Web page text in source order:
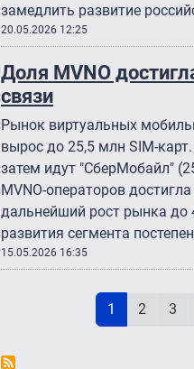
замедлить развитие
20.05.2026 12:25
Доля MVNO
связи
Рынок виртуальных
вырос до 25,5 млн SIM-
затем идут "СберМобайл"
MVNO-операторов
дальнейший рост рынка до
развития сегмента
15.05.2026 16:35
Текущая
1 Page
2 3